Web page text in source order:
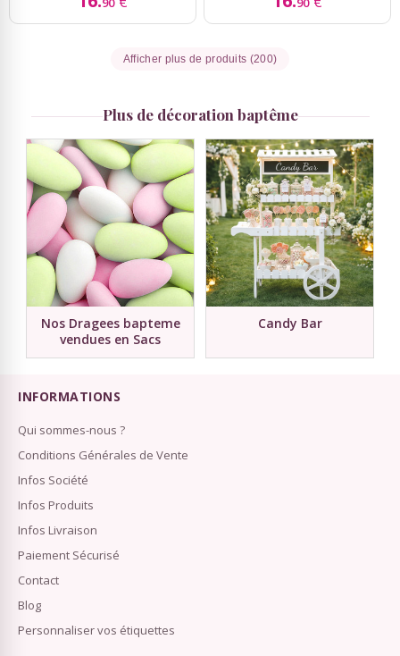
Afficher plus de produits (200)
Plus de décoration baptême
Nos Dragees bapteme
vendues en Sacs
Candy Bar
INFORMATIONS
Qui sommes-nous ?
Conditions Générales de Vente
Infos Société
Infos Produits
Infos Livraison
Paiement Sécurisé
Contact
Blog
Personnaliser vos étiquettes